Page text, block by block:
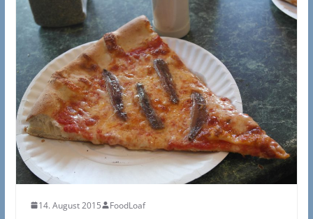
14. August 2015 FoodLoaf